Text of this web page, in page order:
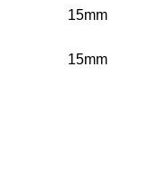
15mm
15mm